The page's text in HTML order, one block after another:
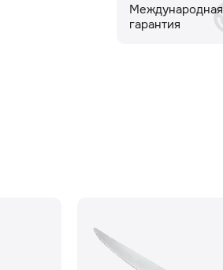
Международная
гарантия